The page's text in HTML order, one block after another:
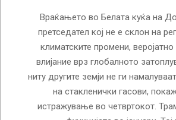
Враќањето во Белата куќа на
претседател кој не е склон на
климатските промени,
влијание врз глобалното
ниту другите земји не ги
на стакленички гасови,
истражување во четвртокот.